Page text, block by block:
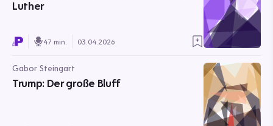
Luther
47 min. 03.04.2026
Gabor Steingart
Trump: Der große Bluff